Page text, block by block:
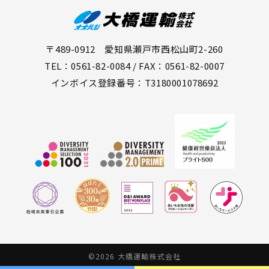
〒489-0912 愛知県瀬戸市西松山町2-260
TEL：0561-82-0084 / FAX：0561-82-0007
インボイス登録番号：T3180001078692
©2026 大橋運輸株式会社